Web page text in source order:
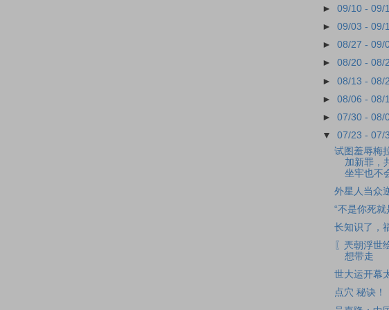
►09/10 - 09/
►09/03 - 09/
►08/27 - 09/
►08/20 - 08/
►08/13 - 08/
►08/06 - 08/
►07/30 - 08/
▼07/23 - 07/
试图羞辱梅
加新罪，
坐牢也不
外星人当众
“不是你死
长知识了，
〖兲朝浮世
想带走
世大运开幕
点穴 秘诀！